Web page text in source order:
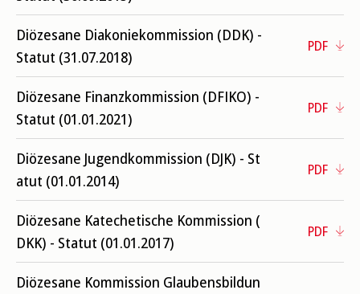
Diözesane Diakoniekommission (DDK) -
Statut (31.07.2018)
PDF
Diözesane Finanzkommission (DFIKO) -
Statut (01.01.2021)
PDF
Diözesane Jugendkommission (DJK) - St
atut (01.01.2014)
PDF
Diözesane Katechetische Kommission (
DKK) - Statut (01.01.2017)
PDF
Diözesane Kommission Glaubensbildun